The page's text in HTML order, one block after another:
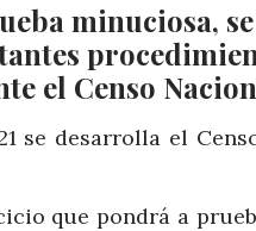
minuciosa,
el Censo
se desarrolla el
que pondrá a